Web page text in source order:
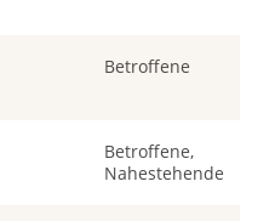
Betroffene
Betroffene,
Nahestehende